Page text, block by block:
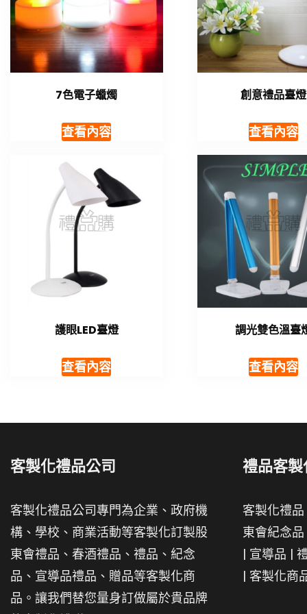
7色電子蠟燭
查看內容
創意禮品臺燈
查看內容
護眼LED臺燈
查看內容
調光雙色溫臺
查看內容
客製化禮品公司
客製化禮品公司專門為企業、政府機
構、學校、商業活動等客製化訂製股
東會禮品、春酒禮品、禮品、紀念
品、宣導品禮品、贈品等客製化商
品。讓我們替您量身訂做屬於貴品牌
禮品客製
客製化禮品
東會紀念品
| 宣導品 |
| 客製化商